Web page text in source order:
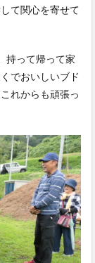
て関心を寄せて
持って帰って家
でおいしいブド
れからも頑張っ